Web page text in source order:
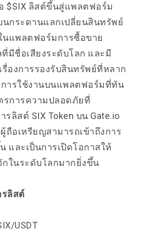
$SIX ลิสต์ขึ้นสู่แพลตฟอร์ม
กระดานแลกเปลี่ยนสินทรัพย์
ในแพลตฟอร์มการซื้อขาย
มีชื่อเสียงระดับโลก และมี
รื่องการรองรับสินทรัพย์ที่หลาก
การใช้งานบนแพลตฟอร์มที่ทัน
รการความปลอดภัยที่
รลิสต์ SIX Token บน Gate.io
ถือเหรียญสามารถเข้าถึงการ
และเป็นการเปิดโอกาสให้
กในระดับโลกมากยิ่งขึ้น
รลิสต์
USDT